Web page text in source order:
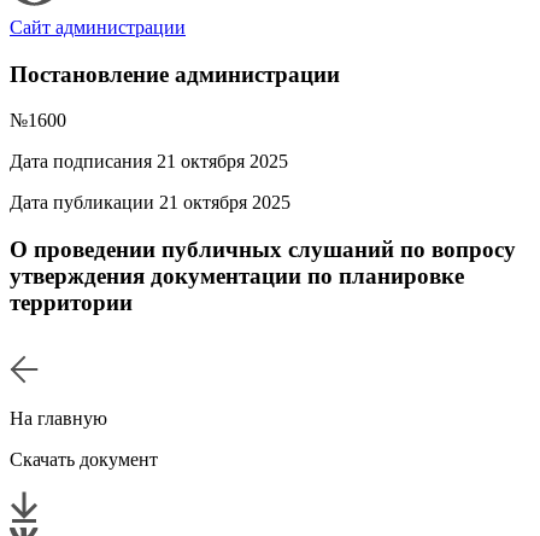
Сайт администрации
Постановление администрации
№1600
Дата подписания 21 октября 2025
Дата публикации 21 октября 2025
О проведении публичных слушаний по вопросу
утверждения документации по планировке
территории
На главную
Скачать документ